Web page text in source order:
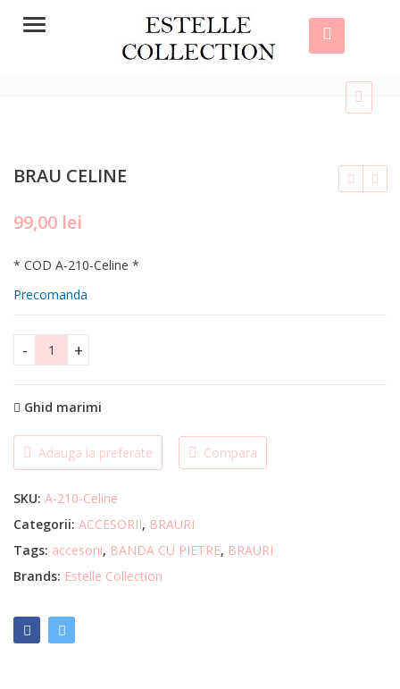
Menu
BRAU CELINE
99,00 lei
* COD A-210-Celine *
Precomanda
BRAU CELINE quantity
Ghid marimi
Adauga la preferate Compara
SKU: A-210-Celine
Categorii: ACCESORII, BRAURI
Tags: accesorii, BANDA CU PIETRE, BRAURI
Brands: Estelle Collection